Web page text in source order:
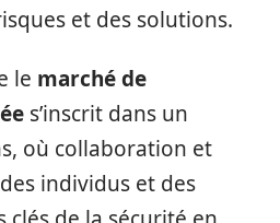
et des solutions.
le marché de
s’inscrit dans un
où collaboration et
individus et des